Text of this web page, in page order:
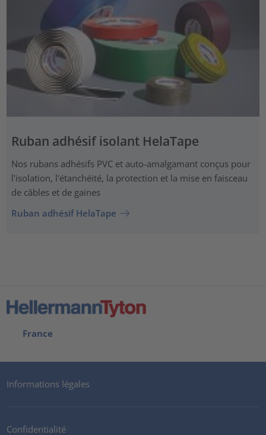
Ruban adhésif isolant HelaTape
Nos rubans adhésifs PVC et auto-amalgamant conçus pour
l'isolation, l'étanchéité, la protection et la mise en faisceau
de câbles et de gaines
Ruban adhésif HelaTape
France
Informations légales
Confidentialité